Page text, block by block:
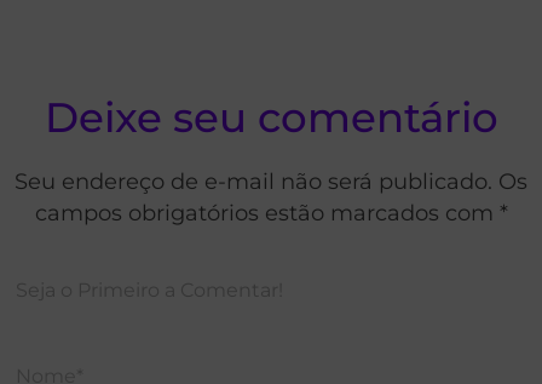
Deixe seu comentário
Seu endereço de e-mail não será publicado. Os
campos obrigatórios estão marcados com *